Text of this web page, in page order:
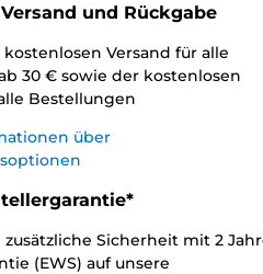
und Rückgabe
Versand für alle
30 € sowie der kostenlosen
Bestellungen
über
Sicherheit mit 2
(EWS) auf unsere